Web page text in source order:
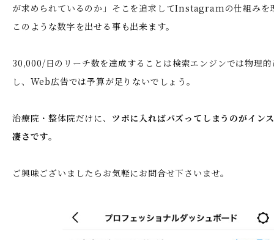
が求められているのか」そこを追求してInstagramの仕組みを
このような数字を出せる事も出来ます。
30,000/日のリーチ数を達成することは検索エンジンでは物理
し、Web広告では予算が足りないでしょう。
治療院・整体院だけに、 ツボに入ればパズってしまうのがイン
凄さです。
ご興味ございましたらお気軽にお問合せ下さいませ。